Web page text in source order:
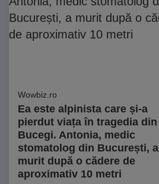
Wowbiz.ro
Ea este alpinista care și-a
pierdut viața în tragedia din
Bucegi. Antonia, medic
stomatolog din București, a
murit după o cădere de
aproximativ 10 metri